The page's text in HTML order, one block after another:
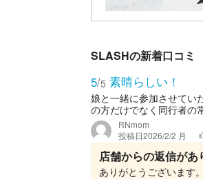
SLASHの新着口コミ
5/5 素晴らしい！
娘と一緒に参加させてい
の方だけでなく同行者の
RNmom
投稿日2026/2/2 月
店舗からの返信があ
ありがとうございます